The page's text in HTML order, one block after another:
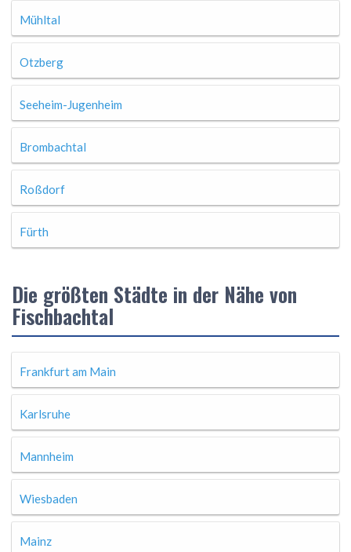
Mühltal
Otzberg
Seeheim-Jugenheim
Brombachtal
Roßdorf
Fürth
Die größten Städte in der Nähe von
Fischbachtal
Frankfurt am Main
Karlsruhe
Mannheim
Wiesbaden
Mainz